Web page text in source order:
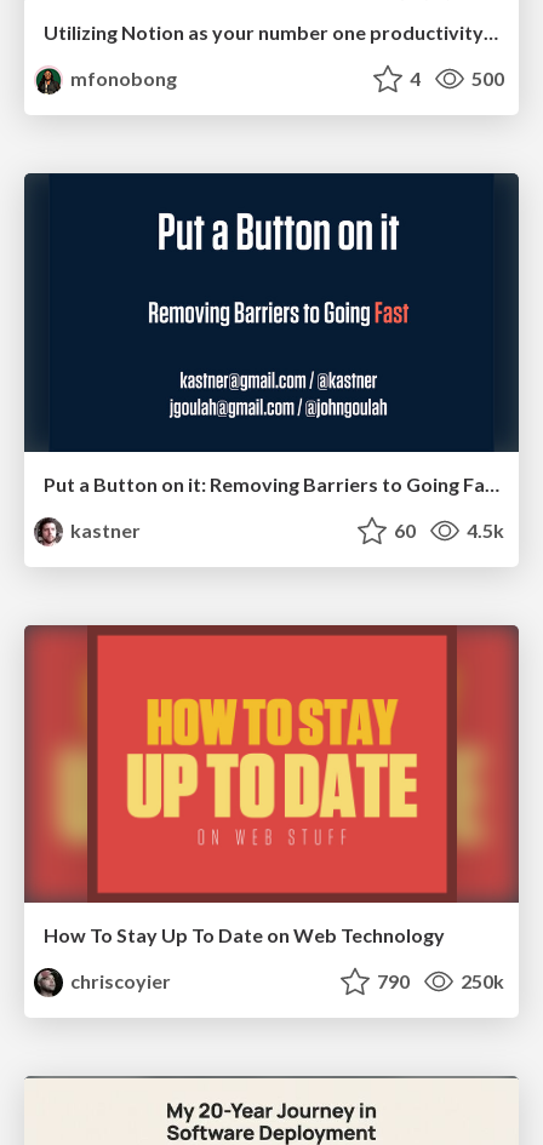
Utilizing Notion as your number one productivity tool
mfonobong
4 500
Put a Button on it: Removing Barriers to Going Fast.
kastner
60 4.5k
How To Stay Up To Date on Web Technology
chriscoyier
790 250k